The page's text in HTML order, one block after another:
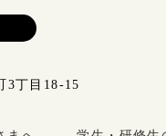
3丁目18-15